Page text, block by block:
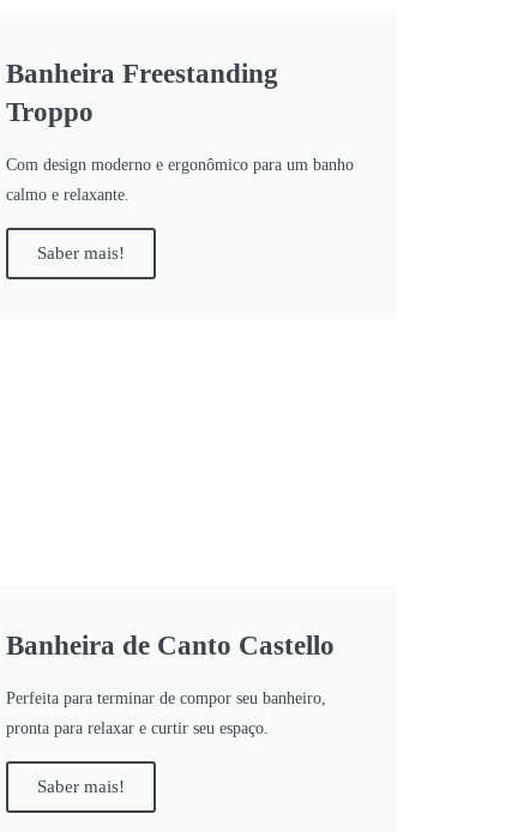
Banheira Freestanding
Troppo
Com design moderno e ergonômico para um banho
calmo e relaxante.
Saber mais!
Banheira de Canto Castello
Perfeita para terminar de compor seu banheiro,
pronta para relaxar e curtir seu espaço.
Saber mais!